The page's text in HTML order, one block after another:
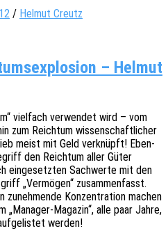
/ Helmut Creutz
– Helmut
viel­fach verwen­det wird – vom
zum Reich­tum wissen­schaft­li­cher
meist mit Geld verknüpft! Eben­
den Reich­tum aller Güter
einge­setz­ten Sach­wer­te mit den
„Vermö­gen“ zusam­men­fasst.
zuneh­men­de Konzen­tra­ti­on machen
„Mana­ger-Maga­zin“, alle paar Jahre,
werden!